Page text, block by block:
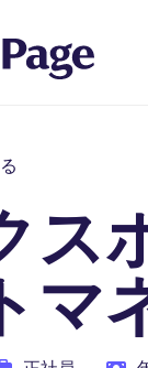
ス
マ